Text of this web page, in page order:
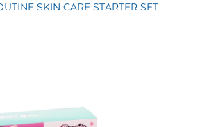
SKIN CARE STARTER SET